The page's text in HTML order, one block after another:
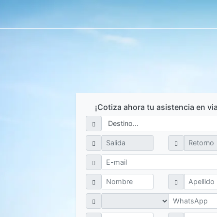
¡Cotiza ahora tu asistencia en